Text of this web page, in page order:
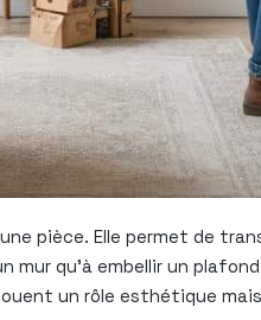
pièce. Elle permet de
qu’à embellir un
un rôle esthétique